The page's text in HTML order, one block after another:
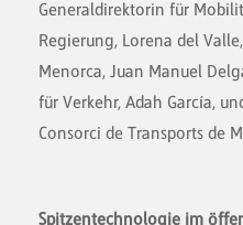
Generaldirektorin für
Regierung, Lorena del
Menorca, Juan Manuel
für Verkehr, Adah García,
Consorci de Transports de
Spitzentechnologie im